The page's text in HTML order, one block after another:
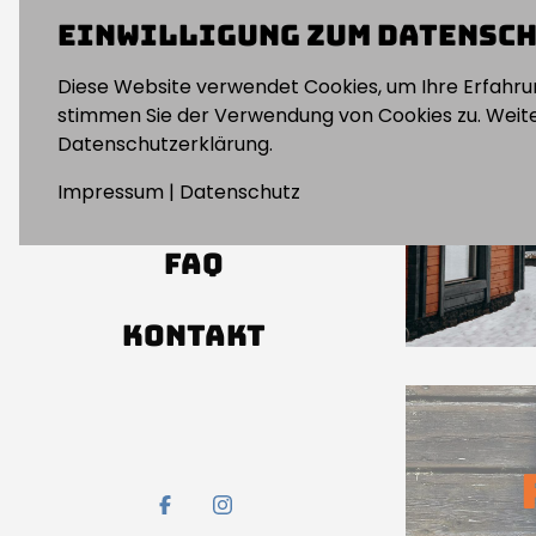
Einwilligung zum
Diese Website verwendet Cookies, um Ihre
stimmen Sie der Verwendung von Cookies zu.
Datenschutzerklärung.
Impressum | Datenschutz
PREISE
SHOP
TERMINE
FAQ
KONTAKT